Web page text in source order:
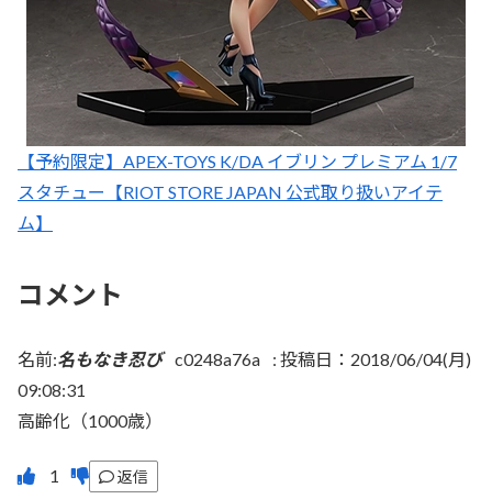
【予約限定】APEX-TOYS K/DA イブリン プレミアム 1/7
スタチュー【RIOT STORE JAPAN 公式取り扱いアイテ
ム】
コメント
名前:名もなき忍び c0248a76a : 投稿日：2018/06/04(月)
09:08:31
高齢化（1000歳）
返信